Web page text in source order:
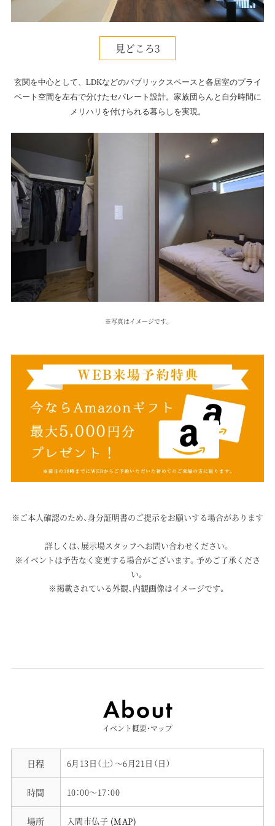
見どころ3
玄関を中心として、LDKなどのパブリックスペースと各居室のプライ
ベート空間を左右で分けたセパレート設計。家族団らんと自分時間に
メリハリを付けられる暮らしを実現。
※写真はイメージです。
※ご本人確認のため、身分証明書のご提示をお願いする場合があります
詳しくは、展示場スタッフへお問い合わせください。
※イベントは予告なく変更する場合がございます。予めご了承くださ
い。
※掲載されている外観、内観画像はイメージです。
イベント概要・マップ
日程 6月13日（土）～6月21日（日）
時間 10：00～17：00
場所 入間市仏子 (MAP)